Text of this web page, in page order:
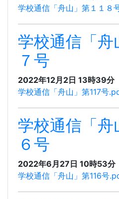
学校通信「舟山」第１１８
学校通信「舟
７号
2022年12月2日 13時39分
学校通信「舟山」第117号
学校通信「舟
６号
2022年6月27日 10時53分
学校通信「舟山」第116号